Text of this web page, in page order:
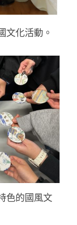
文化活動。
色的國風文